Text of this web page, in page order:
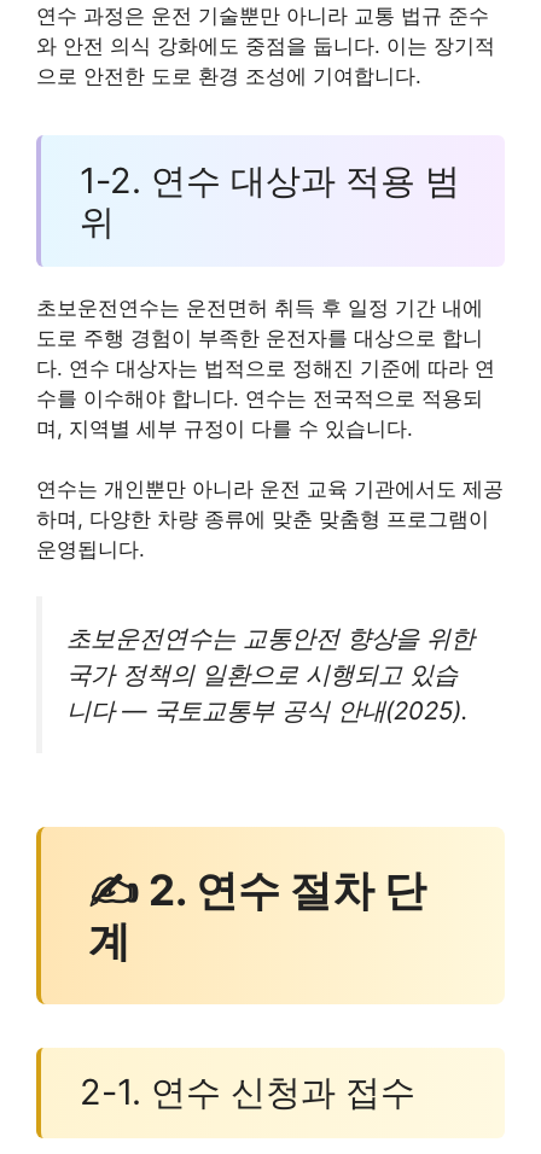
연수 과정은 운전 기술뿐만 아니라 교통 법규 준수
와 안전 의식 강화에도 중점을 둡니다. 이는 장기적
으로 안전한 도로 환경 조성에 기여합니다.
1-2. 연수 대상과 적용 범
위
초보운전연수는 운전면허 취득 후 일정 기간 내에
도로 주행 경험이 부족한 운전자를 대상으로 합니
다. 연수 대상자는 법적으로 정해진 기준에 따라 연
수를 이수해야 합니다. 연수는 전국적으로 적용되
며, 지역별 세부 규정이 다를 수 있습니다.
연수는 개인뿐만 아니라 운전 교육 기관에서도 제공
하며, 다양한 차량 종류에 맞춘 맞춤형 프로그램이
운영됩니다.
초보운전연수는 교통안전 향상을 위한
국가 정책의 일환으로 시행되고 있습
니다 — 국토교통부 공식 안내(2025).
✍ 2. 연수 절차 단
계
2-1. 연수 신청과 접수